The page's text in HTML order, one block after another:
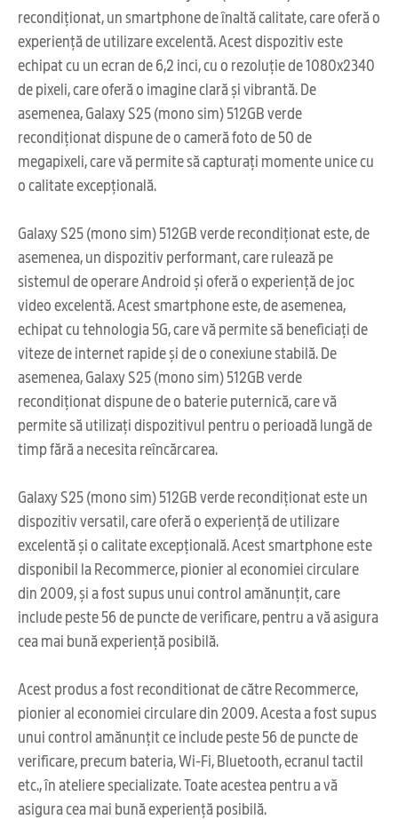
recondiționat, un smartphone de înaltă calitate, care oferă o
experiență de utilizare excelentă. Acest dispozitiv este
echipat cu un ecran de 6,2 inci, cu o rezoluție de 1080x2340
de pixeli, care oferă o imagine clară și vibrantă. De
asemenea, Galaxy S25 (mono sim) 512GB verde
recondiționat dispune de o cameră foto de 50 de
megapixeli, care vă permite să capturați momente unice cu
o calitate excepțională.
Galaxy S25 (mono sim) 512GB verde recondiționat este, de
asemenea, un dispozitiv performant, care rulează pe
sistemul de operare Android și oferă o experiență de joc
video excelentă. Acest smartphone este, de asemenea,
echipat cu tehnologia 5G, care vă permite să beneficiați de
viteze de internet rapide și de o conexiune stabilă. De
asemenea, Galaxy S25 (mono sim) 512GB verde
recondiționat dispune de o baterie puternică, care vă
permite să utilizați dispozitivul pentru o perioadă lungă de
timp fără a necesita reîncărcarea.
Galaxy S25 (mono sim) 512GB verde recondiționat este un
dispozitiv versatil, care oferă o experiență de utilizare
excelentă și o calitate excepțională. Acest smartphone este
disponibil la Recommerce, pionier al economiei circulare
din 2009, și a fost supus unui control amănunțit, care
include peste 56 de puncte de verificare, pentru a vă asigura
cea mai bună experiență posibilă.
Acest produs a fost reconditionat de către Recommerce,
pionier al economiei circulare din 2009. Acesta a fost supus
unui control amănunțit ce include peste 56 de puncte de
verificare, precum bateria, Wi-Fi, Bluetooth, ecranul tactil
etc., în ateliere specializate. Toate acestea pentru a vă
asigura cea mai bună experiență posibilă.